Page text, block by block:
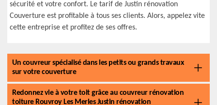
sécurité et votre confort. Le tarif de Justin rénovation
Couverture est profitable à tous ses clients. Alors, appelez vite
cette entreprise et profitez de ses offres.
Un couvreur spécialisé dans les petits ou grands travaux
sur votre couverture
Redonnez vie à votre toit grâce au couvreur rénovation
toiture Rouvroy Les Merles Justin rénovation